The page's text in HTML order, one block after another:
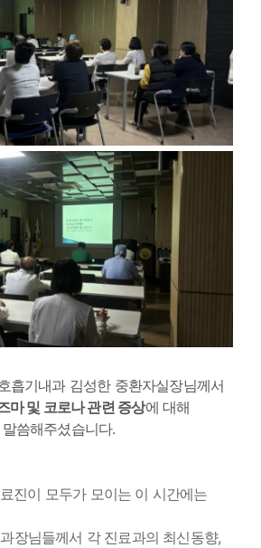
흡기내과 김성한 중환자실장님께서
마 및 코로나 관련 증상에 대해
말씀해주셨습니다.
진이 모두가 모이는 이 시간에는
장님들께서 각 진료과의 최신동향,